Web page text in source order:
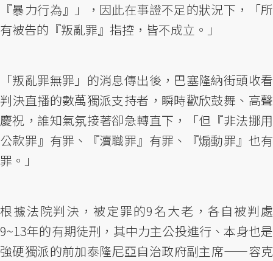
『暴力行為』」，因此在事證不足的狀況下，「所
有被告的『叛亂罪』指控，皆不成立。」
「叛亂罪無罪」的消息傳出後，巴塞隆納街頭收看
判決直播的數萬獨派支持者，瞬時歡欣鼓舞、高聲
慶祝，誰知氣氛接著卻急轉直下，「但『非法挪用
公款罪』有罪、『瀆職罪』有罪、『煽動罪』也有
罪。」
根據法院判決，被定罪的9名大老，各自被判處
9~13年的有期徒刑，其中力主公投進行、本身也是
強硬獨派的前加泰隆尼亞自治政府副主席——容克